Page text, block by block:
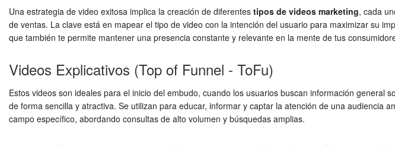
Una estrategia de video exitosa implica la creación de diferentes tipos de videos marketing, cada
de ventas. La clave está en mapear el tipo de video con la intención del usuario para maximizar su
que también te permite mantener una presencia constante y relevante en la mente de tus
Videos Explicativos (Top of Funnel - ToFu)
Estos videos son ideales para el inicio del embudo, cuando los usuarios buscan información
de forma sencilla y atractiva. Se utilizan para educar, informar y captar la atención de una audiencia
campo específico, abordando consultas de alto volumen y búsquedas amplias.